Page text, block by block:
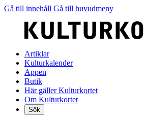
Gå till innehåll Gå till huvudmeny
Artiklar
Kulturkalender
Appen
Butik
Här gäller Kulturkortet
Om Kulturkortet
Sök